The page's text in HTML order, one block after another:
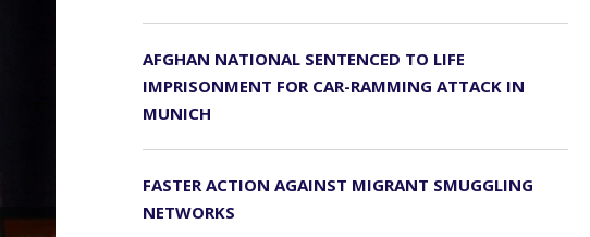
AFGHAN NATIONAL SENTENCED TO LIFE
IMPRISONMENT FOR CAR-RAMMING ATTACK IN
MUNICH
FASTER ACTION AGAINST MIGRANT SMUGGLING
NETWORKS